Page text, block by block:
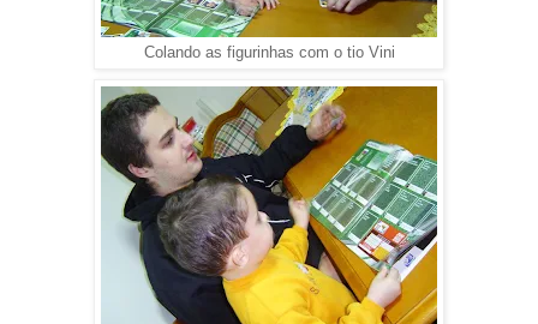
Colando as figurinhas com o tio Vini